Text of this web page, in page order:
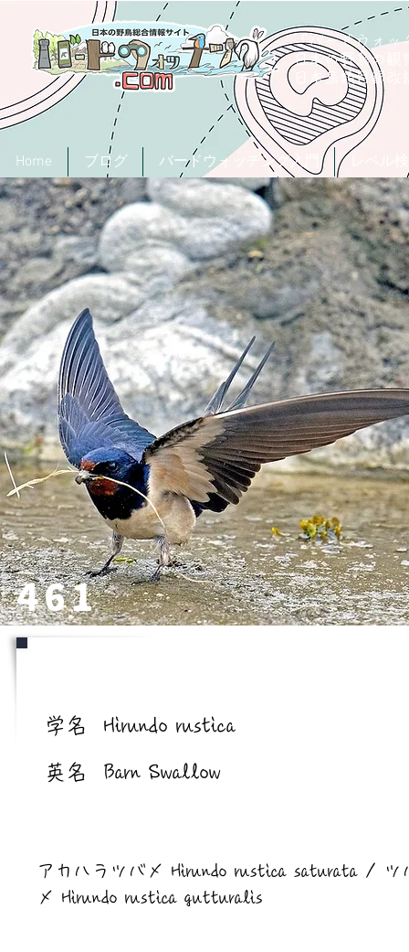
「バードウォッ
日本の野鳥の観
日本鳥類目録
Home ブログ バードウォッチング入門
461
学名 Hirundo rustica
英名 Barn Swallow
アカハラツバメ Hirundo rustica saturata / ツ
メ Hirundo rustica gutturalis